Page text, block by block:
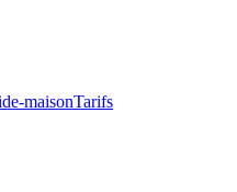
maisonTarifs